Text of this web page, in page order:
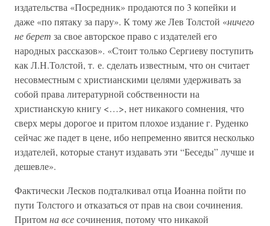
издательства «Посредник» продаются по 3 копейки и
даже «по пятаку за пару». К тому же Лев Толстой «ничего
не берет за свое авторское право с издателей его
народных рассказов». «Стоит только Сергиеву поступить
как Л.Н.Толстой, т. е. сделать известным, что он считает
несовместным с христианскими целями удерживать за
собой права литературной собственности на
христианскую книгу <…>, нет никакого сомнения, что
сверх меры дорогое и притом плохое издание г. Руденко
сейчас же падет в цене, ибо непременно явится несколько
издателей, которые станут издавать эти “Беседы” лучше и
дешевле».
Фактически Лесков подталкивал отца Иоанна пойти по
пути Толстого и отказаться от прав на свои сочинения.
Притомна всесочинения, потому что никакой